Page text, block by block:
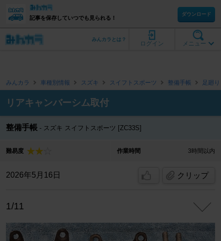
記事を保存していつでも見られる！
ダウンロード
メニュー
ログイン
みんカラとは？
みんカラ 車種別情報 スズキ スイフトスポーツ 整備手帳 足廻り
リアキャンバーシム取付
整備手帳 スズキ スイフトスポーツ [ZC33S]
難易度 作業時間 3時間以内
2026年5月16日 クリップ
1/11